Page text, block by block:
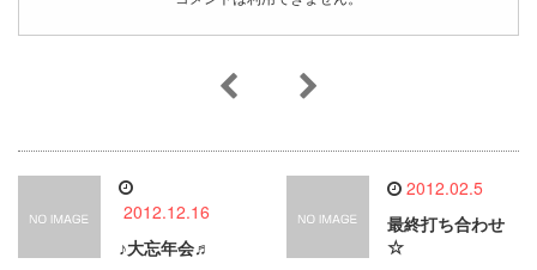
2012.12.16
♪大忘年会♬
2012.02.5
最終打ち合わせ
☆